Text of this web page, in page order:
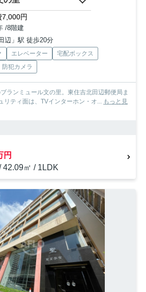
円
/8階建
辺」駅 徒歩20分
エレベーター
宅配ボックス
防犯カメラ
ランミュール文の里。東住吉北田辺郵便局ま
リティ面は、TVインターホン・オ... もっと見
円
42.09㎡ / 1LDK